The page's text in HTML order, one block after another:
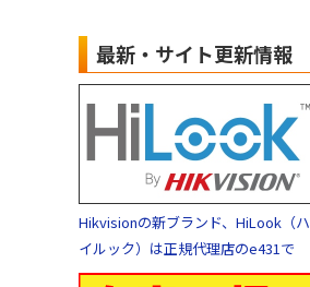
最新・サイト更新情報
Hikvisionの新ブランド、HiLook（ハ
イルック）は正規代理店のe431で